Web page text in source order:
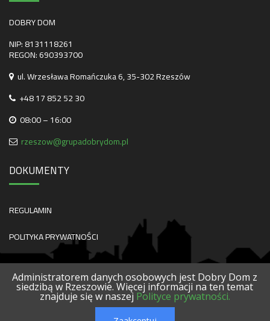
DOBRY DOM
NIP: 8131118261
REGON: 690393700
ul. Wrzesława Romańczuka 6, 35-302 Rzeszów
+48 17 852 52 30
08:00 – 16:00
rzeszow@grupadobrydom.pl
DOKUMENTY
REGULAMIN
POLITYKA PRYWATNOŚCI
Administratorem danych osobowych jest Dobry Dom z
siedzibą w Rzeszowie. Więcej informacji na ten temat
znajduje się w naszej Polityce prywatności.